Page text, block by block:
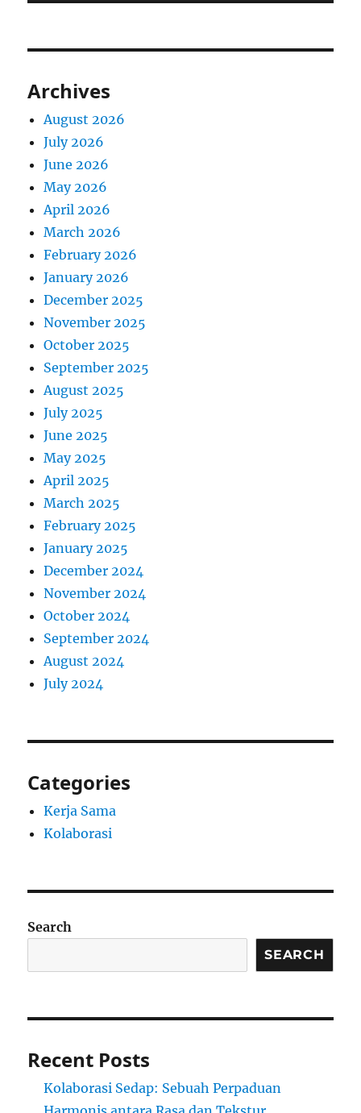
Archives
August 2026
July 2026
June 2026
May 2026
April 2026
March 2026
February 2026
January 2026
December 2025
November 2025
October 2025
September 2025
August 2025
July 2025
June 2025
May 2025
April 2025
March 2025
February 2025
January 2025
December 2024
November 2024
October 2024
September 2024
August 2024
July 2024
Categories
Kerja Sama
Kolaborasi
Search
SEARCH
Recent Posts
Kolaborasi Sedap: Sebuah Perpaduan